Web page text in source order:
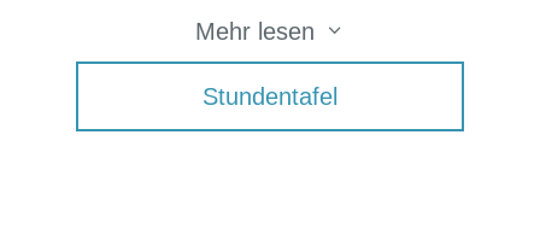
Leidenschaft, Begabung, bestehen kann.
Wir freuen uns auf euch!
Mehr lesen 3
Stundentafel